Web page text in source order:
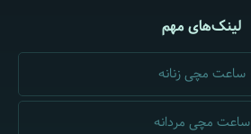
لینک‌های مهم
ساعت مچی زنانه
ساعت مچی مردانه